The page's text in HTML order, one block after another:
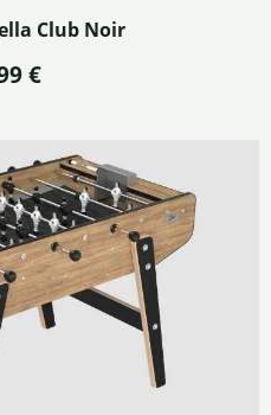
Club Noir
€